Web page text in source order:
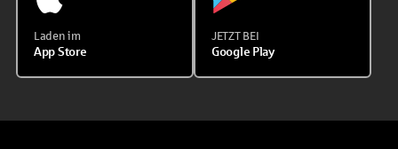
Laden im
App Store
JETZT BEI
Google Play